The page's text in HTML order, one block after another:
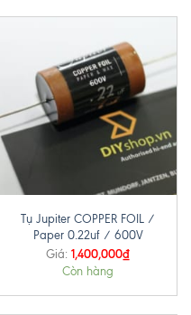
Tụ Jupiter COPPER FOIL /
Paper 0.22uf / 600V
Giá: 1,400,000₫
Còn hàng